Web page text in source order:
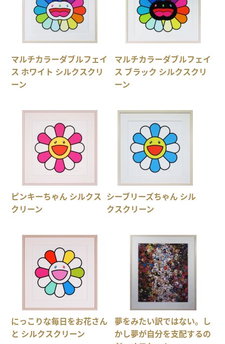
マルチカラーダブルフェイ
ス ホワイト シルクスクリ
ーン
マルチカラーダブルフェイ
ス ブラック シルクスクリ
ーン
ピンキーちゃん シルクス
クリーン
シーブリーズちゃん シル
クスクリーン
にっこりな毎日をお花さん
と シルクスクリーン
夢をみたい訳ではない。し
かし夢が自分を支配するの